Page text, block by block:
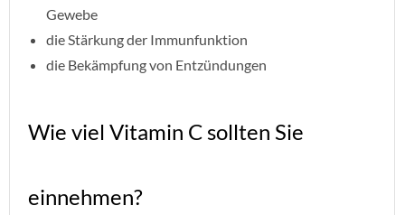
Gewebe
die Stärkung der Immunfunktion
die Bekämpfung von Entzündungen
Wie viel Vitamin C sollten Sie
einnehmen?